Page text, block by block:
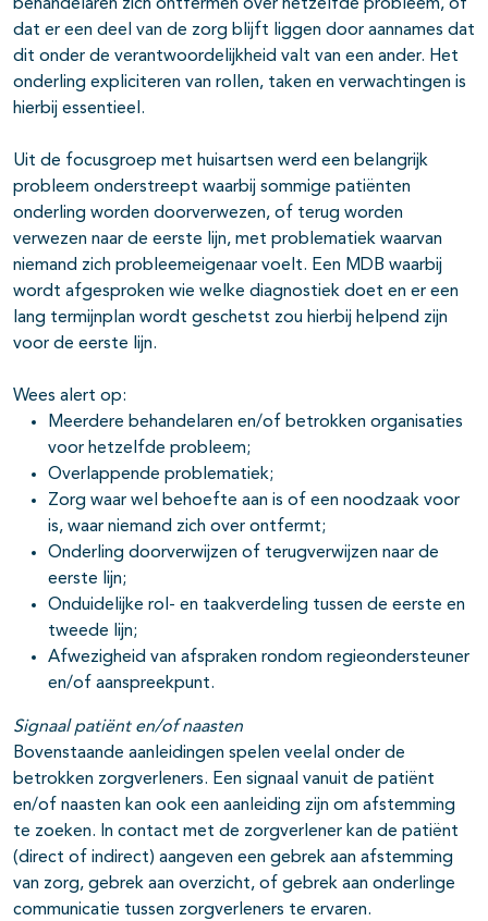
behandelaren zich ontfermen over hetzelfde probleem, of
dat er een deel van de zorg blijft liggen door aannames dat
dit onder de verantwoordelijkheid valt van een ander. Het
onderling expliciteren van rollen, taken en verwachtingen is
hierbij essentieel.
Uit de focusgroep met huisartsen werd een belangrijk
probleem onderstreept waarbij sommige patiënten
onderling worden doorverwezen, of terug worden
verwezen naar de eerste lijn, met problematiek waarvan
niemand zich probleemeigenaar voelt. Een MDB waarbij
wordt afgesproken wie welke diagnostiek doet en er een
lang termijnplan wordt geschetst zou hierbij helpend zijn
voor de eerste lijn.
Wees alert op:
Meerdere behandelaren en/of betrokken organisaties
voor hetzelfde probleem;
Overlappende problematiek;
Zorg waar wel behoefte aan is of een noodzaak voor
is, waar niemand zich over ontfermt;
Onderling doorverwijzen of terugverwijzen naar de
eerste lijn;
Onduidelijke rol- en taakverdeling tussen de eerste en
tweede lijn;
Afwezigheid van afspraken rondom regieondersteuner
en/of aanspreekpunt.
Signaal patiënt en/of naasten
Bovenstaande aanleidingen spelen veelal onder de
betrokken zorgverleners. Een signaal vanuit de patiënt
en/of naasten kan ook een aanleiding zijn om afstemming
te zoeken. In contact met de zorgverlener kan de patiënt
(direct of indirect) aangeven een gebrek aan afstemming
van zorg, gebrek aan overzicht, of gebrek aan onderlinge
communicatie tussen zorgverleners te ervaren.